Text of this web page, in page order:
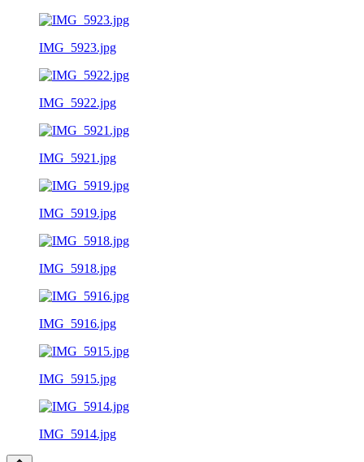
IMG_5923.jpg
IMG_5922.jpg
IMG_5921.jpg
IMG_5919.jpg
IMG_5918.jpg
IMG_5916.jpg
IMG_5915.jpg
IMG_5914.jpg